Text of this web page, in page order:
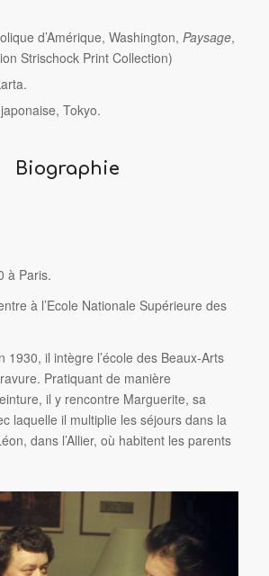
d’Amérique, Washington, Paysage,
Strischock Print Collection)
Tokyo.
Biographie
à Paris.
à l’Ecole Nationale Supérieure des
1930, il intègre l’école des Beaux-Arts
Pratiquant de manière
il y rencontre Marguerite, sa
laquelle il multiplie les séjours dans la
dans l’Allier, où habitent les parents